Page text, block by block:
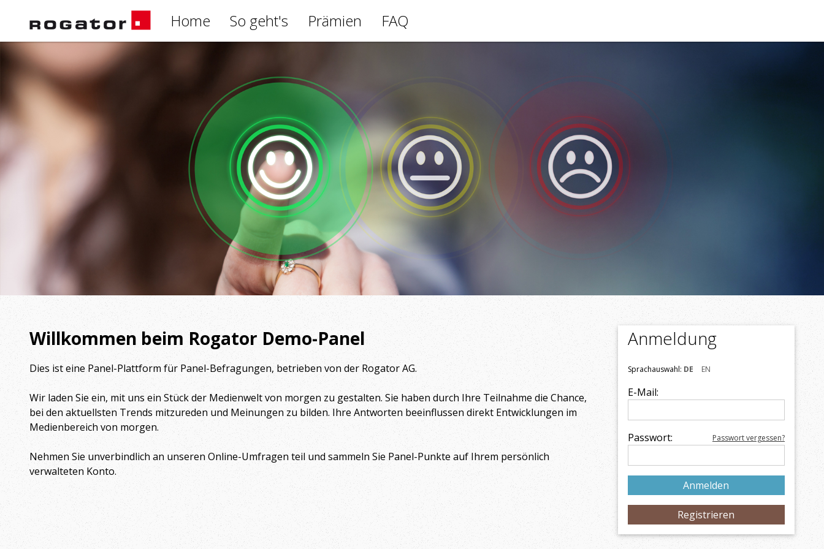
Home So geht's Prämien FAQ
Willkommen beim Rogator Demo-Panel
Dies ist eine Panel-Plattform für Panel-Befragungen, betrieben von der Rogator AG.
Wir laden Sie ein, mit uns ein Stück der Medienwelt von morgen zu gestalten. Sie haben durch Ihre Teilnahme die Chance,
bei den aktuellsten Trends mitzureden und Meinungen zu bilden. Ihre Antworten beeinflussen direkt Entwicklungen im
Medienbereich von morgen.
Nehmen Sie unverbindlich an unseren Online-Umfragen teil und sammeln Sie Panel-Punkte auf Ihrem persönlich
verwalteten Konto.
Anmeldung
Sprachauswahl: DE EN
E-Mail:
Passwort: Passwort vergessen?
Registrieren